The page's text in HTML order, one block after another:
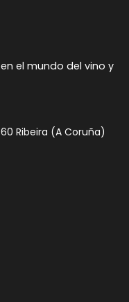
el mundo del vino y
Ribeira (A Coruña)